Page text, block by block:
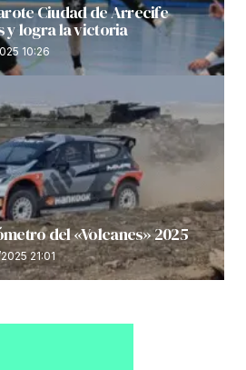
Ciudad de Arrecife
y logra la victoria
10:26
del «Volcanes» 2025
21:01